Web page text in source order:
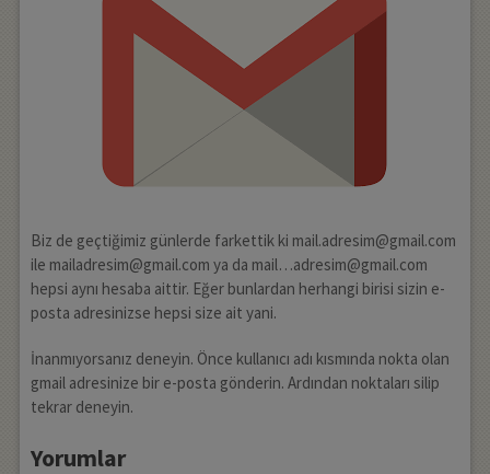
Biz de geçtiğimiz günlerde farkettik ki mail.adresim@gmail.com
ile mailadresim@gmail.com ya da mail…adresim@gmail.com
hepsi aynı hesaba aittir. Eğer bunlardan herhangi birisi sizin e-
posta adresinizse hepsi size ait yani.
İnanmıyorsanız deneyin. Önce kullanıcı adı kısmında nokta olan
gmail adresinize bir e-posta gönderin. Ardından noktaları silip
tekrar deneyin.
Yorumlar